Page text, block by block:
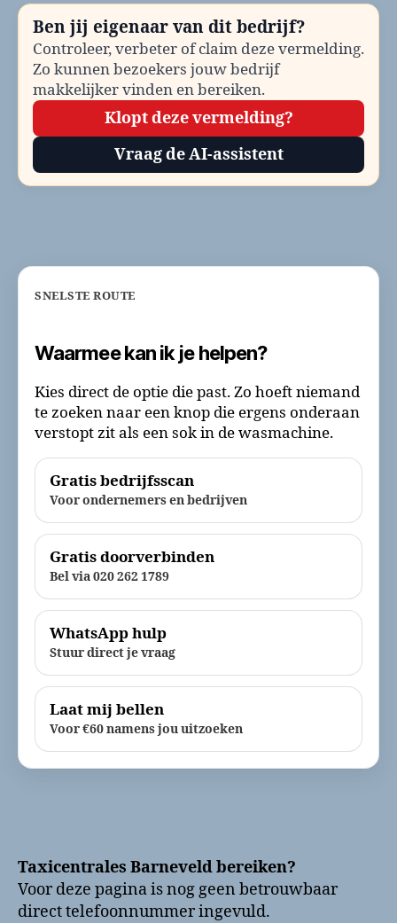
en
contactinformatie
Ben jij eigenaar van dit bedrijf?
Controleer, verbeter of claim deze vermelding.
Zo kunnen bezoekers jouw bedrijf
makkelijker vinden en bereiken.
Klopt deze vermelding?
Vraag de AI-assistent
SNELSTE ROUTE
Waarmee kan ik je helpen?
Kies direct de optie die past. Zo hoeft niemand
te zoeken naar een knop die ergens onderaan
verstopt zit als een sok in de wasmachine.
Gratis bedrijfsscan
Voor ondernemers en bedrijven
Gratis doorverbinden
Bel via 020 262 1789
WhatsApp hulp
Stuur direct je vraag
Laat mij bellen
Voor €60 namens jou uitzoeken
Taxicentrales Barneveld bereiken?
Voor deze pagina is nog geen betrouwbaar
direct telefoonnummer ingevuld.